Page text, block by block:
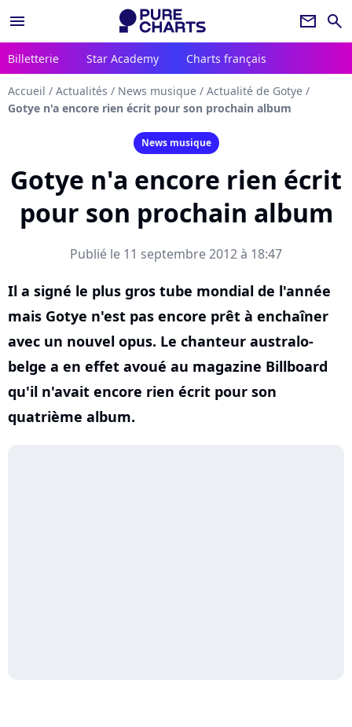
menu newsletter search
Billetterie Star Academy Charts français
Accueil / Actualités / News musique / Actualité de Gotye /
Gotye n'a encore rien écrit pour son prochain album
News musique
Gotye n'a encore rien écrit
pour son prochain album
Publié le 11 septembre 2012 à 18:47
Il a signé le plus gros tube mondial de l'année
mais Gotye n'est pas encore prêt à enchaîner
avec un nouvel opus. Le chanteur australo-
belge a en effet avoué au magazine Billboard
qu'il n'avait encore rien écrit pour son
quatrième album.